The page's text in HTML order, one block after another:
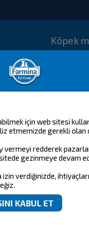
için web sitesi
etmemizde gerekli olan
vermeyi redderek
gezinmeye devam
verdiğinizde,
Köpek